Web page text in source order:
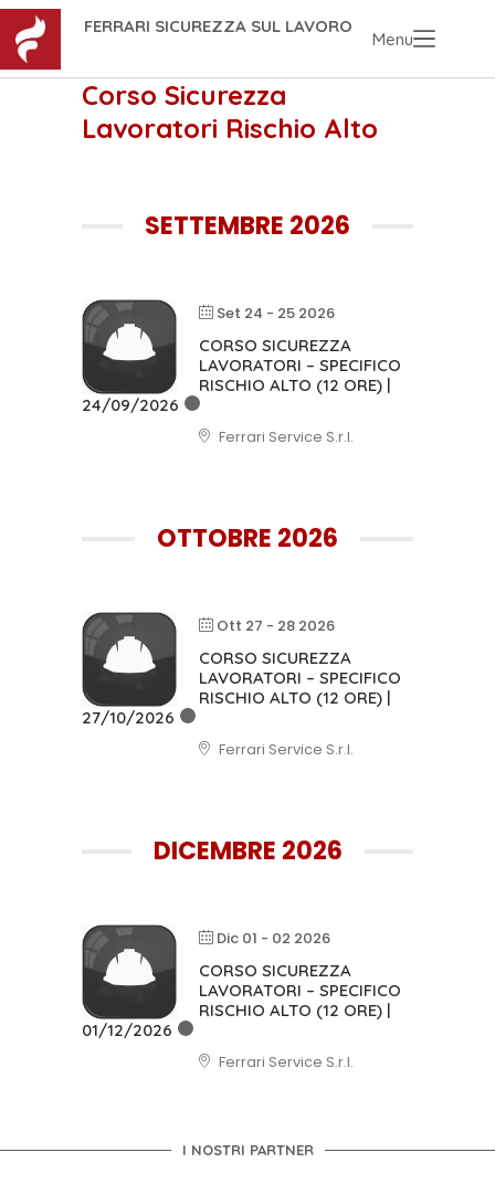
FERRARI SICUREZZA SUL LAVORO
Menu
Corso Sicurezza
Lavoratori Rischio Alto
SETTEMBRE 2026
Set 24 - 25 2026
CORSO SICUREZZA
LAVORATORI – SPECIFICO
RISCHIO ALTO (12 ORE) |
24/09/2026
Ferrari Service S.r.l.
OTTOBRE 2026
Ott 27 - 28 2026
CORSO SICUREZZA
LAVORATORI – SPECIFICO
RISCHIO ALTO (12 ORE) |
27/10/2026
Ferrari Service S.r.l.
DICEMBRE 2026
Dic 01 - 02 2026
CORSO SICUREZZA
LAVORATORI – SPECIFICO
RISCHIO ALTO (12 ORE) |
01/12/2026
Ferrari Service S.r.l.
I NOSTRI PARTNER